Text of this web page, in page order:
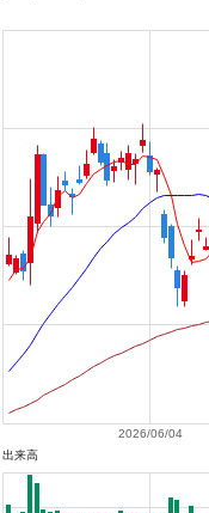
2026/06/04
出来高